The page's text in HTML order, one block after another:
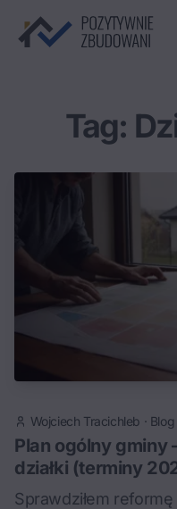
Tag:
Wojciech Tracichleb · Blog
Plan ogólny gminy
działki (terminy
Sprawdziłem